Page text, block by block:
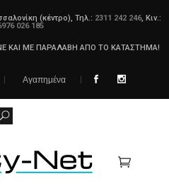
(κέντρο), Τηλ.: 2311 242 246, Κιν.:
026 185
ΚΑΙ ΜΕ ΠΑΡΑΛΑΒΗ ΑΠΟ ΤΟ ΚΑΤΑΣΤΗΜΑ!
Αγαπημένα